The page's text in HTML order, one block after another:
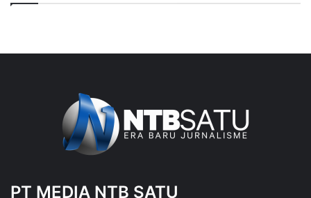
PT MEDIA NTB SATU